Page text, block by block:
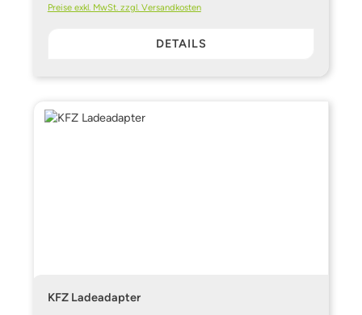
Preise exkl. MwSt. zzgl. Versandkosten
DETAILS
KFZ Ladeadapter